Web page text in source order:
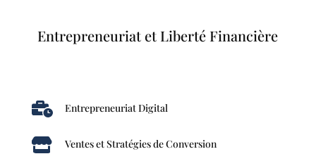
Entrepreneuriat et Liberté Financière
 Entrepreneuriat Digital
 Ventes et Stratégies de Conversion